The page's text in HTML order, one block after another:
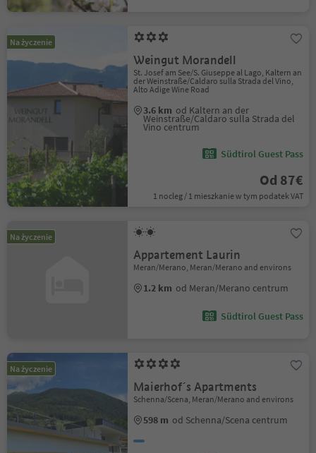
Na życzenie
Weingut Morandell
St. Josef am See/S. Giuseppe al Lago, Kaltern an
der Weinstraße/Caldaro sulla Strada del Vino,
Alto Adige Wine Road
3.6 km od Kaltern an der
Weinstraße/Caldaro sulla Strada del
Vino centrum
Südtirol Guest Pass
Od 87€
1 nocleg / 1 mieszkanie w tym podatek VAT
Na życzenie
Appartement Laurin
Meran/Merano, Meran/Merano and environs
1.2 km od Meran/Merano centrum
Südtirol Guest Pass
Na życzenie
Maierhof´s Apartments
Schenna/Scena, Meran/Merano and environs
598 m od Schenna/Scena centrum